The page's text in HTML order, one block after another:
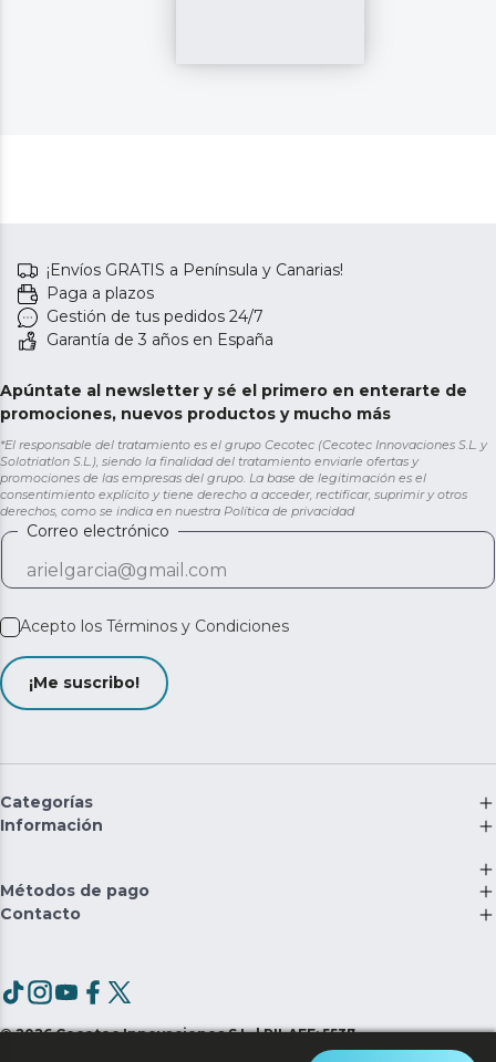
¡Envíos GRATIS a Península y Canarias!
Paga a plazos
Gestión de tus pedidos 24/7
Garantía de 3 años en España
Apúntate al newsletter y sé el primero en enterarte de
promociones, nuevos productos y mucho más
*El responsable del tratamiento es el grupo Cecotec (Cecotec Innovaciones S.L. y
Solotriatlon S.L.), siendo la finalidad del tratamiento enviarle ofertas y
promociones de las empresas del grupo. La base de legitimación es el
consentimiento explícito y tiene derecho a acceder, rectificar, suprimir y otros
derechos, como se indica en nuestra Política de privacidad
Correo electrónico
Acepto los Términos y Condiciones
¡Me suscribo!
Categorías
Información
Métodos de pago
Contacto
©2026 Cecotec Innovaciones S.L. | RII-AEE: 5537